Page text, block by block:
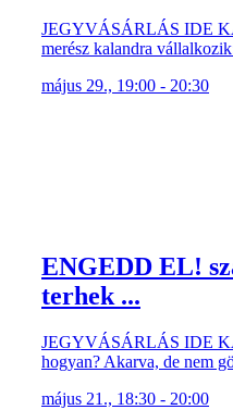
JEGYVÁSÁRLÁS IDE
merész kalandra
május 29., 19:00 - 20:30
ENGEDD EL!
terhek ...
JEGYVÁSÁRLÁS IDE
hogyan? Akarva, de nem
május 21., 18:30 - 20:00